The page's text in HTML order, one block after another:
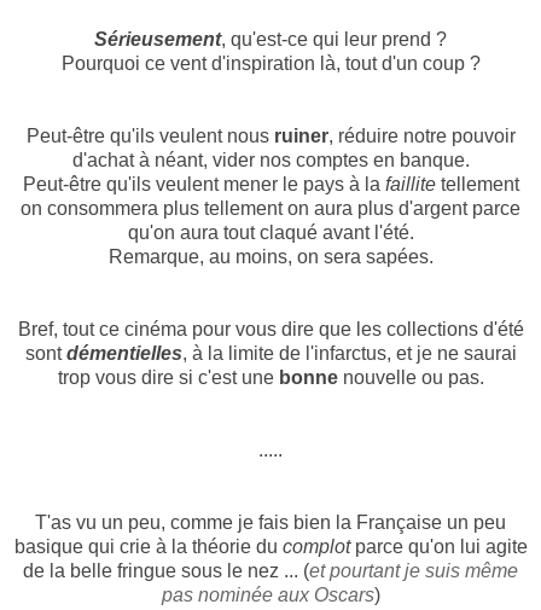
Sérieusement, qu'est-ce qui leur prend ?
Pourquoi ce vent d'inspiration là, tout d'un coup ?
Peut-être qu'ils veulent nous ruiner, réduire notre pouvoir
d'achat à néant, vider nos comptes en banque.
Peut-être qu'ils veulent mener le pays à la faillitetellement
on consommera plus tellement on aura plus d'argent parce
qu'on aura tout claqué avant l'été.
Remarque, au moins, on sera sapées.
Bref, tout ce cinéma pour vous dire que l es collections d'été
sontdémentielles, à la limite de l'infarctus, et je ne saurai
trop vous dire si c'est une bonnenouvelle ou pas.
.....
T'as vu un peu, comme je fais bien la Française un peu
basique qui crie à la théorie du complotparce qu'on lui agite
de la belle fringue sous le nez ... (et pourtant je suis même
pas nominée aux Oscars)